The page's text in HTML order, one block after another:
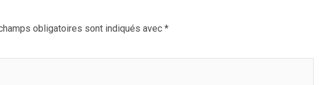
obligatoires sont indiqués avec *